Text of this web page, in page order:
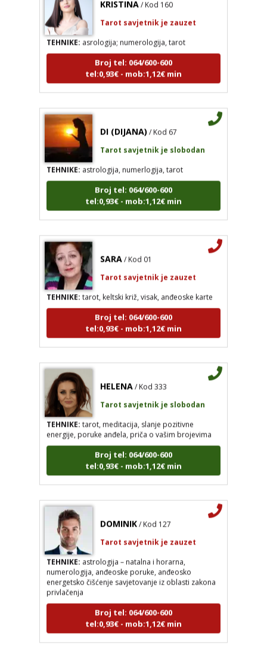
Tarot savjetnik je zauzet
TEHNIKE: asrologija; numerologija, tarot
Broj tel: 064/600-600
tel:0,93€ - mob:1,12€ min
Tarot savjetnik je slobodan
TEHNIKE:
astrologija, numerlogija, tarot
Broj tel: 064/600-600
tel:0,93€ - mob:1,12€ min
Tarot savjetnik je zauzet
TEHNIKE:tarot, keltski križ, visak, anđeoske karte
Broj tel: 064/600-600
tel:0,93€ - mob:1,12€ min
Tarot savjetnik je slobodan
TEHNIKE:tarot, meditacija, slanje pozitivne
energije, poruke anđela, priča o vašim brojevima
Broj tel: 064/600-600
tel:0,93€ - mob:1,12€ min
Tarot savjetnik je zauzet
TEHNIKE:
astrologija – natalna i horarna,
numerologija, anđeoske poruke, anđeosko
energetsko čišćenje savjetovanje iz oblasti zakona
privlačenja
tel:0,93€ - mob:1,12€ min